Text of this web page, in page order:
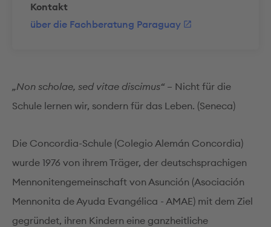
Kontakt
über die Fachberatung Paraguay
„Non scholae, sed vitae discimus“– Nicht für die
Schule lernen wir, sondern für das Leben. (Seneca)
Die Concordia-Schule (Colegio Alemán Concordia)
wurde 1976 von ihrem Träger, der deutschsprachigen
Mennonitengemeinschaft von Asunción (Asociación
Mennonita de Ayuda Evangélica - AMAE) mit dem Ziel
gegründet, ihren Kindern eine ganzheitliche